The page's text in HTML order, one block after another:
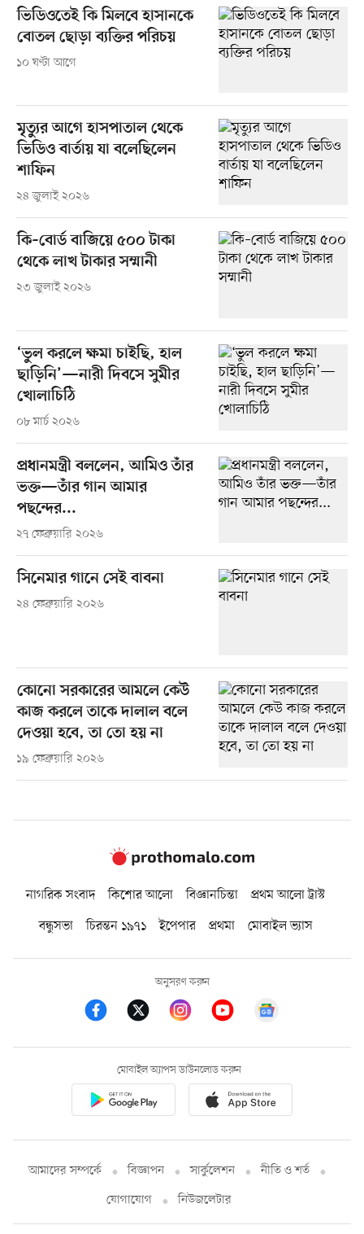
ভিডিওতেই কি মিলবে হাসানকে
বোতল ছোড়া ব্যক্তির পরিচয়
১০ ঘণ্টা আগে
মৃত্যুর আগে হাসপাতাল থেকে
ভিডিও বার্তায় যা বলেছিলেন
শাফিন
২৪ জুলাই ২০২৬
কি–বোর্ড বাজিয়ে ৫০০ টাকা
থেকে লাখ টাকার সম্মানী
২৩ জুলাই ২০২৬
‘ভুল করলে ক্ষমা চাইছি, হাল
ছাড়িনি’—নারী দিবসে সুমীর
খোলাচিঠি
০৮ মার্চ ২০২৬
প্রধানমন্ত্রী বললেন, আমিও তাঁর
ভক্ত—তাঁর গান আমার
পছন্দের...
২৭ ফেব্রুয়ারি ২০২৬
সিনেমার গানে সেই বাবনা
২৪ ফেব্রুয়ারি ২০২৬
কোনো সরকারের আমলে কেউ
কাজ করলে তাকে দালাল বলে
দেওয়া হবে, তা তো হয় না
১৯ ফেব্রুয়ারি ২০২৬
নাগরিক সংবাদ কিশোর আলো বিজ্ঞানচিন্তা
প্রথম আলো ট্রাস্ট
বন্ধুসভা
চিরন্তন ১৯৭১ ইপেপার প্রথমা মোবাইল ভ্যাস
অনুসরণ করুন
মোবাইল অ্যাপস ডাউনলোড করুন
আমাদের সম্পর্কে বিজ্ঞাপন সার্কুলেশন
নীতি ও শর্ত
যোগাযোগ
নিউজলেটার